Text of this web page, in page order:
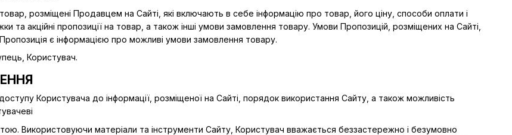
товар, розміщені Продавцем на Сайті, які включають в себе інформацію про товар, його ціну, способи оплати і
та акційні пропозиції на товар, а також інші умови замовлення товару. Умови Пропозицій, розміщених на Сайті,
є інформацією про можливі умови замовлення товару.
Користувач.
Користувача до інформації, розміщеної на Сайті, порядок використання Сайту, а також можливість
Використовуючи матеріали та інструменти Сайту, Користувач вважається беззастережно і безумовно